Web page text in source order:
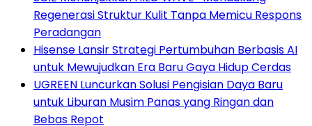
Regenerasi Struktur Kulit Tanpa Memicu Respons
Peradangan
Hisense Lansir Strategi Pertumbuhan Berbasis AI
untuk Mewujudkan Era Baru Gaya Hidup Cerdas
UGREEN Luncurkan Solusi Pengisian Daya Baru
untuk Liburan Musim Panas yang Ringan dan
Bebas Repot